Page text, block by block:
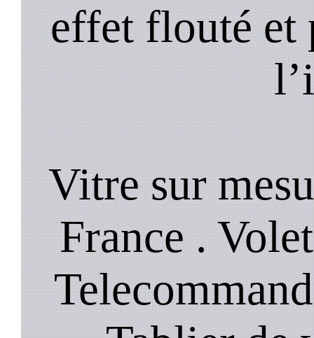
effet flouté et
Vitre sur
France .